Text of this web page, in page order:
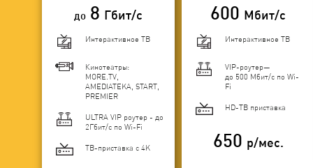
до 8 Гбит/с
Интерактивное ТВ
Кинотеатры:
MORE.TV,
AMEDIATEKA, START,
PREMIER
ULTRA VIP роутер - до
2Гбит/c по Wi-Fi
ТВ-приставка с 4K
600 Мбит/с
Интерактивное ТВ
VIP-роутер—
до 500 Мбит/с по Wi-
Fi
HD-ТВ приставка
650 р/мес.